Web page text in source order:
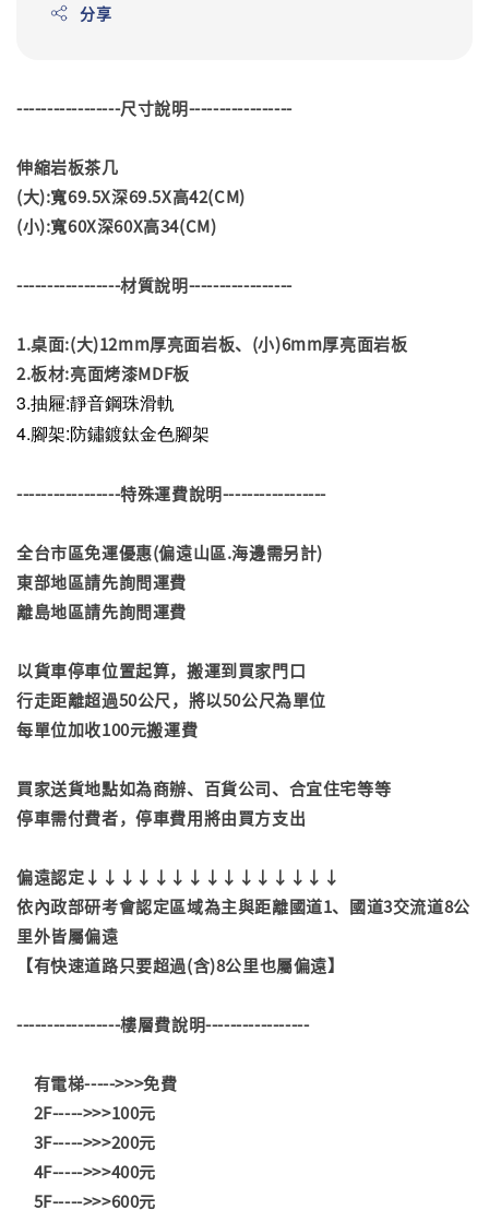
分享
-----------------尺寸說明-----------------
伸縮岩板茶几
(大):寬69.5X深69.5X高42(CM)
(小):寬60X深60X高34(CM)
-----------------材質說明-----------------
1.桌面:(大)12mm厚亮面岩板、(小)6mm厚亮面岩板
2.板材:亮面烤漆MDF板
3.抽屜:靜音鋼珠滑軌
4.腳架:防鏽鍍鈦金色腳架
-----------------特殊運費說明-----------------
全台市區免運優惠(偏遠山區.海邊需另計)
東部地區請先詢問運費
離島地區請先詢問運費
以貨車停車位置起算，搬運到買家門口
行走距離超過50公尺，將以50公尺為單位
每單位加收100元搬運費
買家送貨地點如為商辦、百貨公司、合宜住宅等等
停車需付費者，停車費用將由買方支出
偏遠認定↓↓↓↓↓↓↓↓↓↓↓↓↓↓↓
依內政部研考會認定區域為主與距離國道1、國道3交流道8公
里外皆屬偏遠
【有快速道路只要超過(含)8公里也屬偏遠】
-----------------樓層費說明-----------------
有電梯----->>>免費
2F----->>>100元
3F----->>>200元
4F----->>>400元
5F----->>>600元